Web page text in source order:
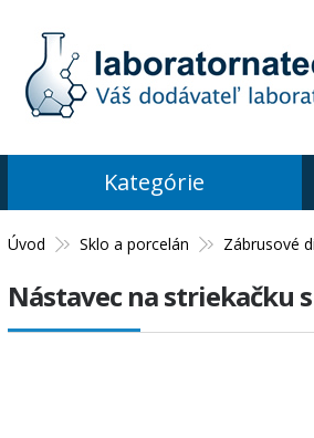
Úvod Sklo a porcelán Zábrusové
Nástavec na striekačku
Kategórie